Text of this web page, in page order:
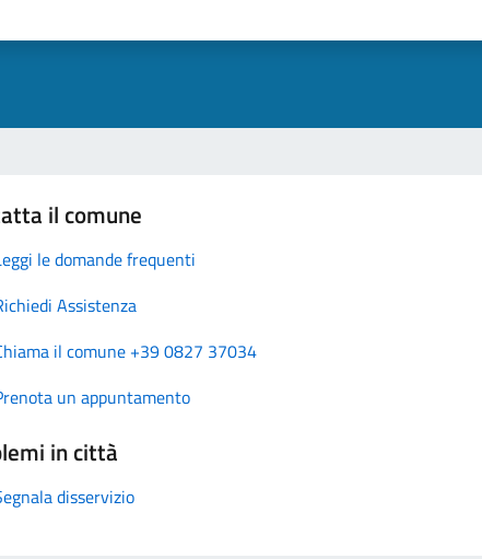
il comune
le domande frequenti
Assistenza
il comune +39 0827 37034
un appuntamento
in città
disservizio